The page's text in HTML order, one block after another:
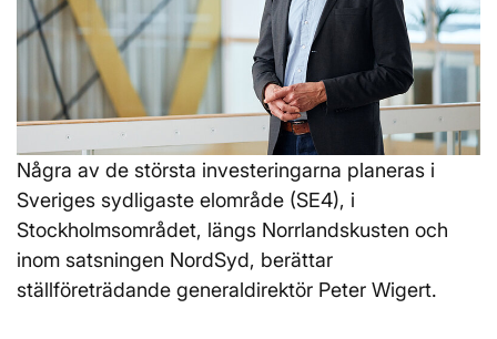
Några av de största investeringarna planeras i
Sveriges sydligaste elområde (SE4), i
Stockholmsområdet, längs Norrlandskusten och
inom satsningen NordSyd, berättar
ställföreträdande generaldirektör Peter Wigert.